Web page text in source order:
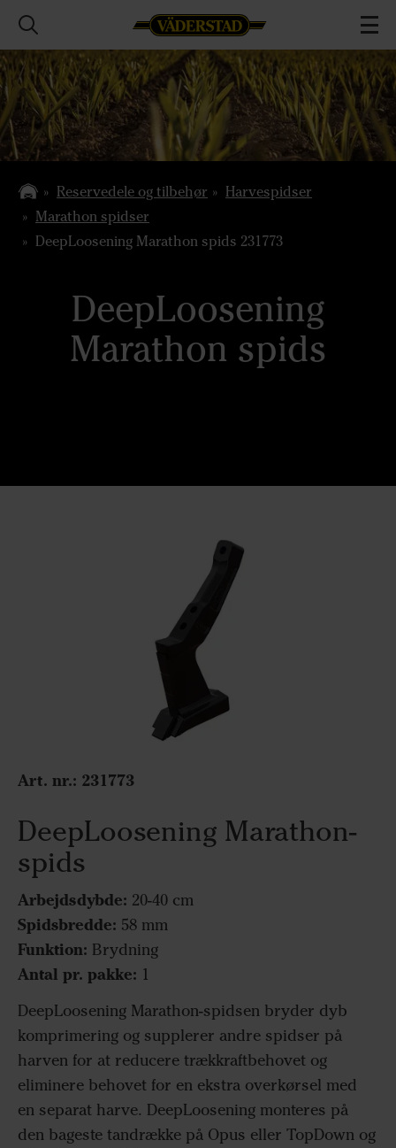
Reservedele og tilbehør
Harvespidser
Marathon spidser
DeepLoosening Marathon spids 231773
DeepLoosening
Marathon spids
Art. nr.: 231773
DeepLoosening Marathon-
spids
Arbejdsdybde: 20-40 cm
Spidsbredde: 58 mm
Funktion: Brydning
Antal pr. pakke: 1
DeepLoosening Marathon-spidsen bryder dyb
komprimering og supplerer andre spidser på
harven for at reducere trækkraftbehovet og
eliminere behovet for en ekstra overkørsel med
en separat harve. DeepLoosening monteres på
den bageste tandrække på Opus eller TopDown og